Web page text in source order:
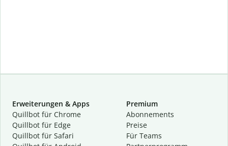
Erweiterungen & Apps
Quillbot für Chrome
Quillbot für Edge
Quillbot für Safari
Premium
Abon­ne­ments
Preise
Für Teams